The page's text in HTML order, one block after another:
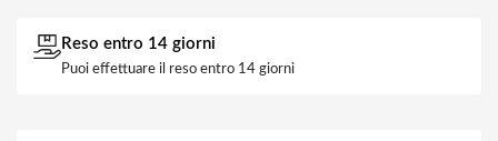
Reso entro 14 giorni
Puoi effettuare il reso entro 14 giorni